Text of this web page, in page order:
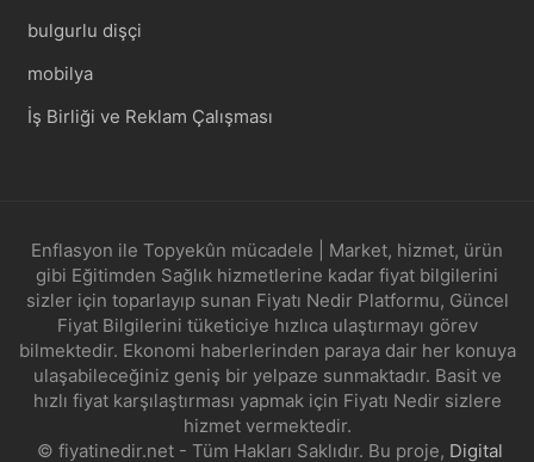
bulgurlu dişçi
mobilya
İş Birliği ve Reklam Çalışması
Enflasyon ile Topyekûn mücadele | Market, hizmet, ürün
gibi Eğitimden Sağlık hizmetlerine kadar fiyat bilgilerini
sizler için toparlayıp sunan Fiyatı Nedir Platformu, Güncel
Fiyat Bilgilerini tüketiciye hızlıca ulaştırmayı görev
bilmektedir. Ekonomi haberlerinden paraya dair her konuya
ulaşabileceğiniz geniş bir yelpaze sunmaktadır. Basit ve
hızlı fiyat karşılaştırması yapmak için Fiyatı Nedir sizlere
hizmet vermektedir.
© fiyatinedir.net - Tüm Hakları Saklıdır. Bu proje, Digital